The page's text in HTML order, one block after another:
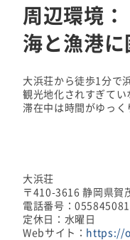
周辺環境：
海と漁港
大浜荘から徒歩1分で
観光地化されすぎてい
滞在中は時間がゆっく
大浜荘
〒410-3616 静岡県賀
電話番号：
定休日：水曜日
Webサイト： https://